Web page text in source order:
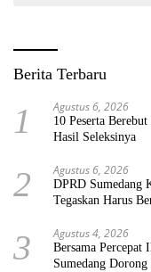
Berita Terbaru
1 Agustus 6, 2026
10 Peserta
Hasil Seleksinya
2 Agustus 6, 2026
DPRD Sumedang
Tegaskan Harus
3 Agustus 4, 2026
Bersama Percepat
Sumedang Dorong